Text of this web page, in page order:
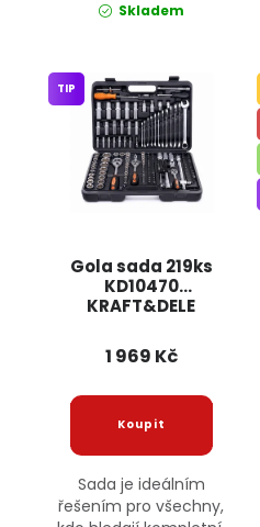
Skladem
Gola sada 219ks
KD10470
KRAFT&DELE
TIP
1 969 Kč
Sada je ideálním
řešením pro všechny,